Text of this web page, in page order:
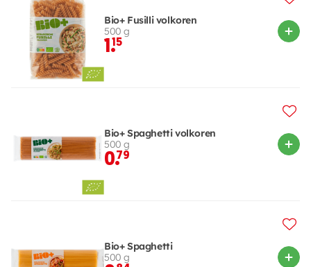
Bio+ Fusilli volkoren
500 g
1.15
Bio+ Spaghetti volkoren
500 g
0.79
Bio+ Spaghetti
500 g